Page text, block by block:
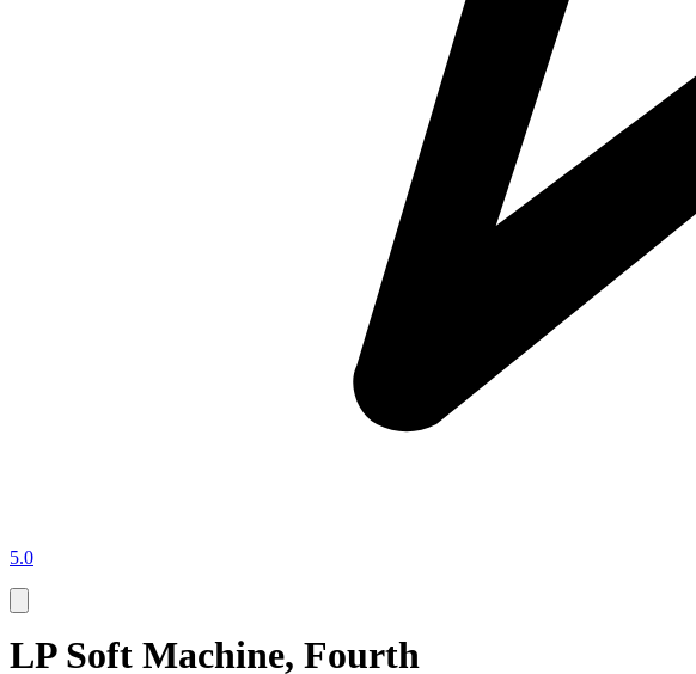
5.0
LP Soft Machine, Fourth